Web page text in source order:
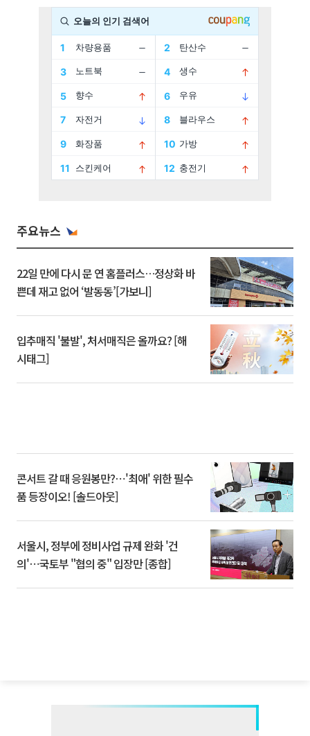
주요뉴스
22일 만에 다시 문 연 홈플러스…정상화 바
쁜데 재고 없어 ‘발동동’[가보니]
입추매직 '불발', 처서매직은 올까요? [해
시태그]
콘서트 갈 때 응원봉만?⋯'최애' 위한 필수
품 등장이오! [솔드아웃]
서울시, 정부에 정비사업 규제 완화 '건
의'⋯국토부 "협의 중" 입장만 [종합]